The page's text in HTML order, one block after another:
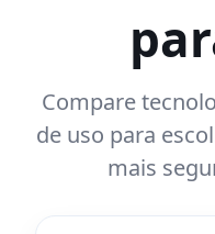
Compare
de uso para
mais